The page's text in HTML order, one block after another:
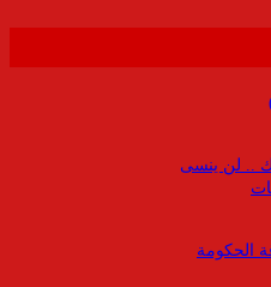
.. لن ينسى
الحكومة